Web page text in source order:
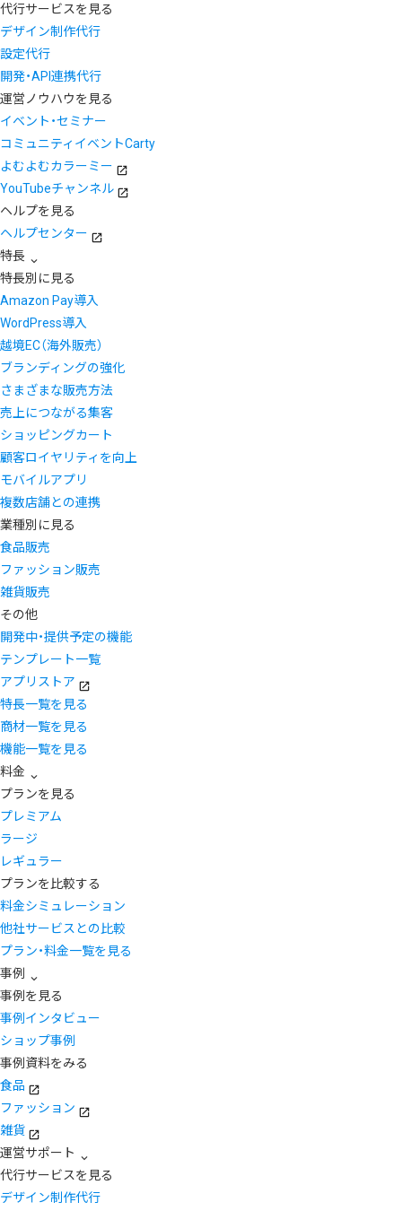
代行サービスを見る
デザイン制作代行
設定代行
開発・API連携代行
運営ノウハウを見る
イベント・セミナー
コミュニティイベントCarty
よむよむカラーミー
YouTubeチャンネル
ヘルプを見る
ヘルプセンター
特長
特長別に見る
Amazon Pay導入
WordPress導入
越境EC（海外販売）
ブランディングの強化
さまざまな販売方法
売上につながる集客
ショッピングカート
顧客ロイヤリティを向上
モバイルアプリ
複数店舗との連携
業種別に見る
食品販売
ファッション販売
雑貨販売
その他
開発中・提供予定の機能
テンプレート一覧
アプリストア
特長一覧を見る
商材一覧を見る
機能一覧を見る
料金
プランを見る
プレミアム
ラージ
レギュラー
プランを比較する
料金シミュレーション
他社サービスとの比較
プラン・料金一覧を見る
事例
事例を見る
事例インタビュー
ショップ事例
事例資料をみる
食品
ファッション
雑貨
運営サポート
代行サービスを見る
デザイン制作代行